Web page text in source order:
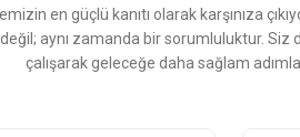
en güçlü kanıtı olarak karşınıza
aynı zamanda bir sorumluluktur.
çalışarak geleceğe daha sağlam